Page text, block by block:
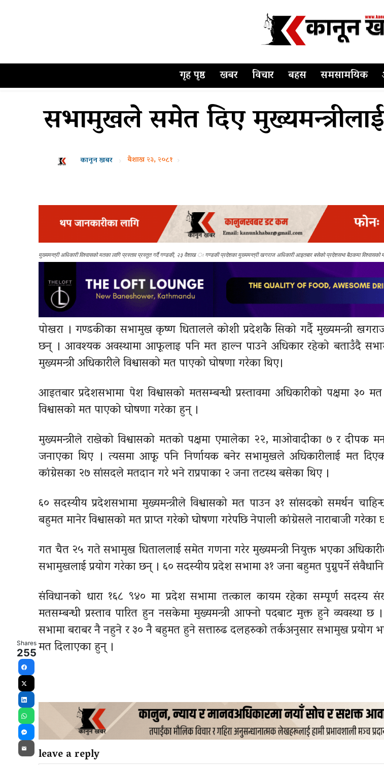
गृह पृष्ठ खबर विचार बहस समसामयिक
सभामुखले समेत दिए
कानून खबर बैशाख २३, २०८१
मुख्यमन्त्री अधिकारी विश्वासको मतका लागि प्रस्ताव प्रस्तुत गर्दै गण्डकी, २३ वैशाख ः गण्डकी प्रदेशका मुख्यमन्त्री खगराज अधिकारी आइतबार बसेको प्रदेशसभा बैठकमा विश्वासको
पोखरा । गण्डकीका सभामुख कृष्ण धितालले कोशी प्रदेशकै सिको गर्दै मुख्यमन्त्री
छन् । आवश्यक अवस्थामा आफूलाइ पनि मत हाल्न पाउने अधिकार रहेको बताउँदै
मुख्यमन्त्री अधिकारीले विश्वासको मत पाएको घोषणा गरेका थिए।
आइतबार प्रदेशसभामा पेश विश्वासको मतसम्बन्धी प्रस्तावमा अधिकारीको पक्षमा ३०
विश्वासको मत पाएको घोषणा गरेका हुन् ।
मुख्यमन्त्रीले राखेको विश्वासको मतको पक्षमा एमालेका २२, माओवादीका ७ र दीपक
जनाएका थिए । त्यसमा आफू पनि निर्णायक बनेर सभामुखले अधिकारीलाई मत
कांग्रेसका २७ सांसदले मतदान गरे भने राप्रपाका २ जना तटस्थ बसेका थिए ।
६० सदस्यीय प्रदेशसभामा मुख्यमन्त्रीले विश्वासको मत पाउन ३१ सांसदको समर्थन
बहुमत मानेर विश्वासको मत प्राप्त गरेको घोषणा गरेपछि नेपाली कांग्रेसले नाराबाजी गरेका
गत चैत २५ गते सभामुख धिताललाई समेत गणना गरेर मुख्यमन्त्री नियुक्त भएका
सभामुखलाई प्रयोग गरेका छन् । ६० सदस्यीय प्रदेश सभामा ३१ जना बहुमत पुग्नुपर्ने
संविधानको धारा १६८ ९४० मा प्रदेश सभामा तत्काल कायम रहेका सम्पूर्ण सदस्य
मतसम्बन्धी प्रस्ताव पारित हुन नसकेमा मुख्यमन्त्री आफ्नो पदबाट मुक्त हुने व्यवस्था
सभामा बराबर नै नहुने र ३० नै बहुमत हुने सत्तारुढ दलहरुको तर्कअनुसार सभामुख प्रयोग
मत दिलाएका हुन् ।
leave a reply
Shares
255
Facebook
X
LinkedIn
WhatsApp
Messenger
Email